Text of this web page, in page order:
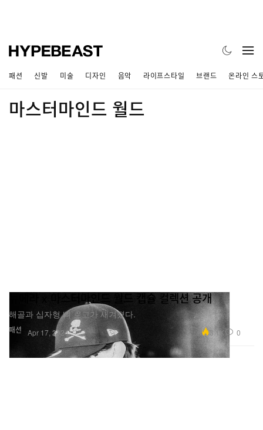
패션 신발 미술 디자인 음악 라이프스타일 브랜드 온라인 스
마스터마인드 월드
패션
뉴에라 x 마스터마인드 월드 캡슐 컬렉션 공개
해골과 십자형 뼈 로고가 새겨졌다.
Apr 17, 2024 3.1K 0